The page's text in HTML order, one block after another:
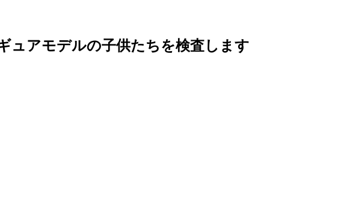
ュアモデルの子供たちを検査します